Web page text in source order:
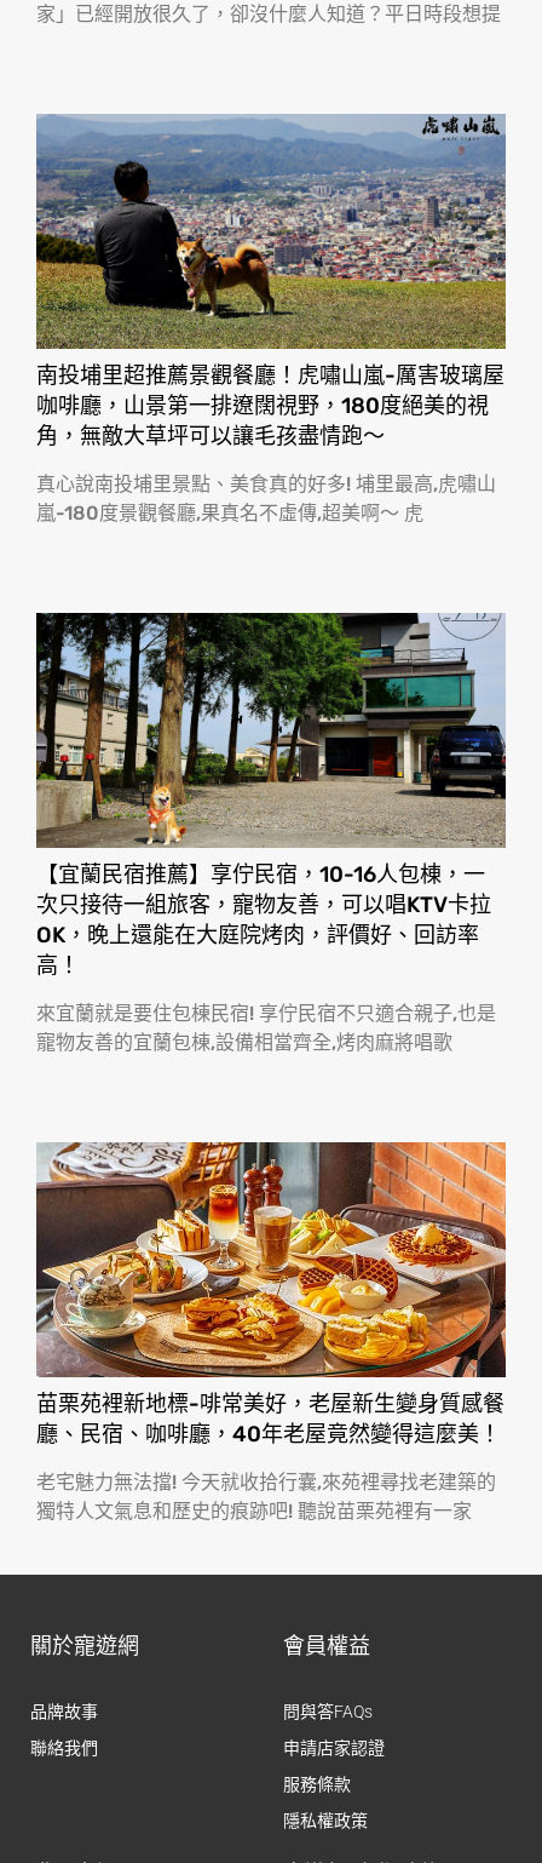
家」已經開放很久了，卻沒什麼人知道？平日時段想提
南投埔里超推薦景觀餐廳！虎嘯山嵐-厲害玻璃屋
咖啡廳，山景第一排遼闊視野，180度絕美的視
角，無敵大草坪可以讓毛孩盡情跑〜
真心說南投埔里景點、美食真的好多! 埔里最高,虎嘯山
嵐-180度景觀餐廳,果真名不虛傳,超美啊〜 虎
【宜蘭民宿推薦】享佇民宿，10-16人包棟，一
次只接待一組旅客，寵物友善，可以唱KTV卡拉
OK，晚上還能在大庭院烤肉，評價好、回訪率
高！
來宜蘭就是要住包棟民宿! 享佇民宿不只適合親子,也是
寵物友善的宜蘭包棟,設備相當齊全,烤肉麻將唱歌
苗栗苑裡新地標-啡常美好，老屋新生變身質感餐
廳、民宿、咖啡廳，40年老屋竟然變得這麼美！
老宅魅力無法擋! 今天就收拾行囊,來苑裡尋找老建築的
獨特人文氣息和歷史的痕跡吧! 聽說苗栗苑裡有一家
關於寵遊網
品牌故事
聯絡我們
會員權益
問與答FAQs
申請店家認證
服務條款
隱私權政策